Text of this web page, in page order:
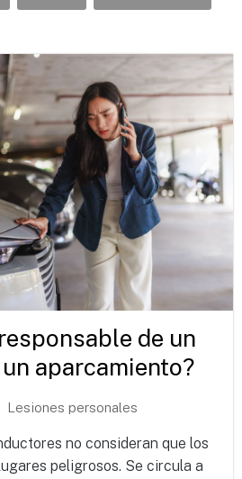
de un
aparcamiento?
Lesiones personales
no consideran que los
peligrosos. Se circula a